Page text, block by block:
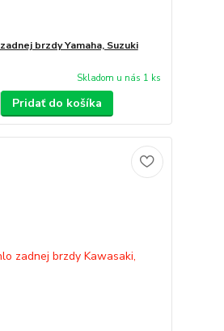
brzdy Yamaha, Suzuki
Skladom u nás 1 ks
Pridať do košíka